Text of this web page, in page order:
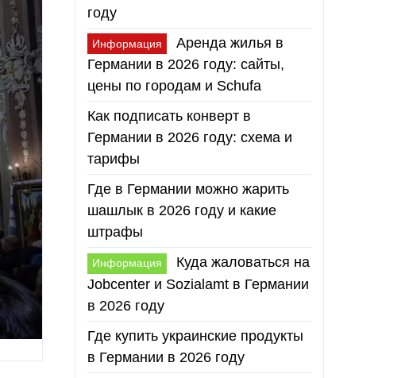
году
Информация
Аренда жилья в
Германии в 2026 году: сайты,
цены по городам и Schufa
Как подписать конверт в
Германии в 2026 году: схема и
тарифы
Где в Германии можно жарить
шашлык в 2026 году и какие
штрафы
Информация
Куда жаловаться на
Jobcenter и Sozialamt в Германии
в 2026 году
Где купить украинские продукты
в Германии в 2026 году